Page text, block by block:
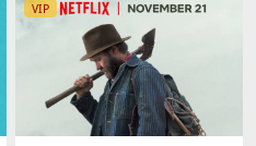
VIP